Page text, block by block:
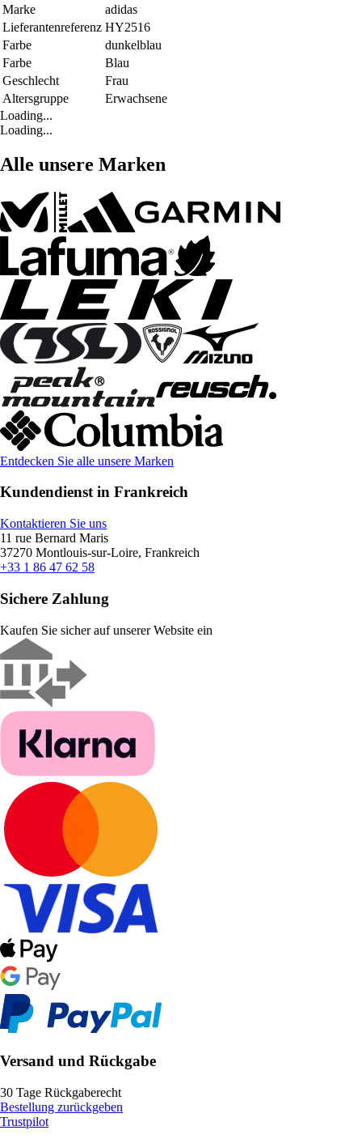
Marke
adidas
Lieferantenreferenz HY2516
Farbe
dunkelblau
Farbe
Blau
Geschlecht
Frau
Altersgruppe
Erwachsene
Loading...
Loading...
Alle unsere Marken
Entdecken Sie alle unsere Marken
Kundendienst in Frankreich
Kontaktieren Sie uns
11 rue Bernard Maris
37270 Montlouis-sur-Loire, Frankreich
+33 1 86 47 62 58
Sichere Zahlung
Kaufen Sie sicher auf unserer Website ein
Versand und Rückgabe
30 Tage Rückgaberecht
Bestellung zurückgeben
Trustpilot